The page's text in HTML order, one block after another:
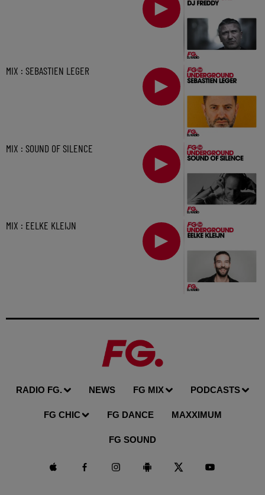
MIX : SEBASTIEN LEGER
MIX : SOUND OF SILENCE
MIX : EELKE KLEIJN
RADIO FG. NEWS FG MIX PODCASTS
FG CHIC FG DANCE MAXXIMUM
FG SOUND